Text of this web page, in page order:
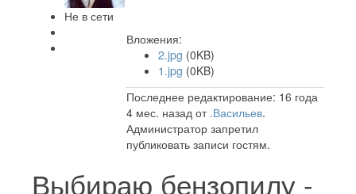
Не в сети
Вложения:
2.jpg (0KB)
1.jpg (0KB)
Последнее редактирование: 16 года
4 мес. назад от .Васильев.
Администратор запретил
публиковать записи гостям.
Выбираю бензопилу -